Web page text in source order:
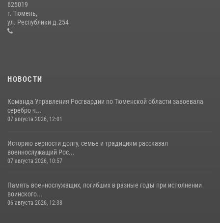
Сотрудники тюменского СОБР "Сова" отработали навыки
десантирования на Урале
16 июля 2026, 10:42
625019
г. Тюмень,
ул. Республики д.254
НОВОСТИ
Команда Управления Росгвардии по Тюменской области завоевала
серебро ч...
07 августа 2026, 12:01
Историю верности долгу, семье и традициям рассказал
военнослужащий Рос...
07 августа 2026, 10:57
Память военнослужащих, погибших в разные годы при исполнении
воинского...
06 августа 2026, 12:38